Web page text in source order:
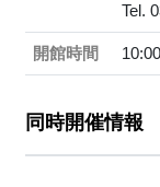
Tel.
開館時間
同時開催情報